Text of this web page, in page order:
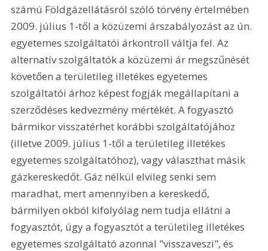
számú Földgázellátásról szóló törvény értelmében
2009. július 1-től a közüzemi árszabályozást az ún.
egyetemes szolgáltatói árkontroll váltja fel. Az
alternatív szolgáltatók a közüzemi ár megszűnését
követően a területileg illetékes egyetemes
szolgáltatói árhoz képest fogják megállapítani a
szerződéses kedvezmény mértékét. A fogyasztó
bármikor visszatérhet korábbi szolgáltatójához
(illetve 2009. július 1-től a területileg illetékes
egyetemes szolgáltatóhoz), vagy választhat másik
gázkereskedőt. Gáz nélkül elvileg senki sem
maradhat, mert amennyiben a kereskedő,
bármilyen okból kifolyólag nem tudja ellátni a
fogyasztót, úgy a fogyasztót a területileg illetékes
egyetemes szolgáltató azonnal "visszaveszi", és